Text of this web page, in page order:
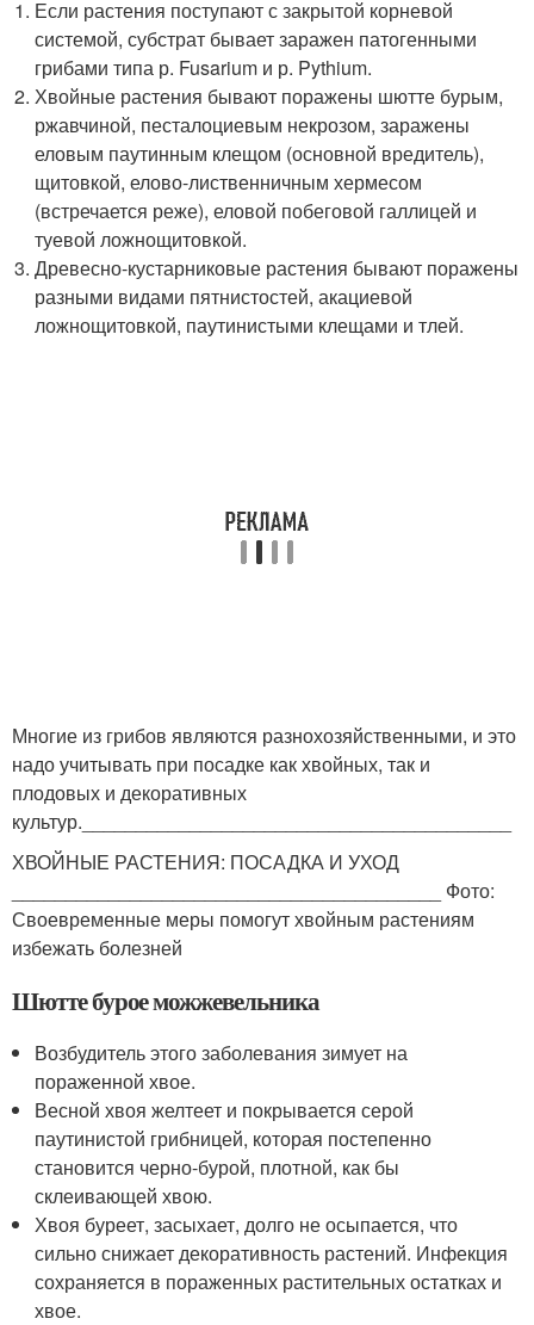
Если растения поступают с закрытой корневой
системой, субстрат бывает заражен патогенными
грибами типа р. Fusarium и р. Pythium.
Хвойные растения бывают поражены шютте бурым,
ржавчиной, песталоциевым некрозом, заражены
еловым паутинным клещом (основной вредитель),
щитовкой, елово-лиственничным хермесом
(встречается реже), еловой побеговой галлицей и
туевой ложнощитовкой.
Древесно-кустарниковые растения бывают поражены
разными видами пятнистостей, акациевой
ложнощитовкой, паутинистыми клещами и тлей.
Многие из грибов являются разнохозяйственными, и это
надо учитывать при посадке как хвойных, так и
плодовых и декоративных
культур.________________________________________
ХВОЙНЫЕ РАСТЕНИЯ: ПОСАДКА И УХОД
________________________________________ Фото:
Своевременные меры помогут хвойным растениям
избежать болезней
Шютте бурое можжевельника
Возбудитель этого заболевания зимует на
пораженной хвое.
Весной хвоя желтеет и покрывается серой
паутинистой грибницей, которая постепенно
становится черно-бурой, плотной, как бы
склеивающей хвою.
Хвоя буреет, засыхает, долго не осыпается, что
сильно снижает декоративность растений. Инфекция
сохраняется в пораженных растительных остатках и
хвое.